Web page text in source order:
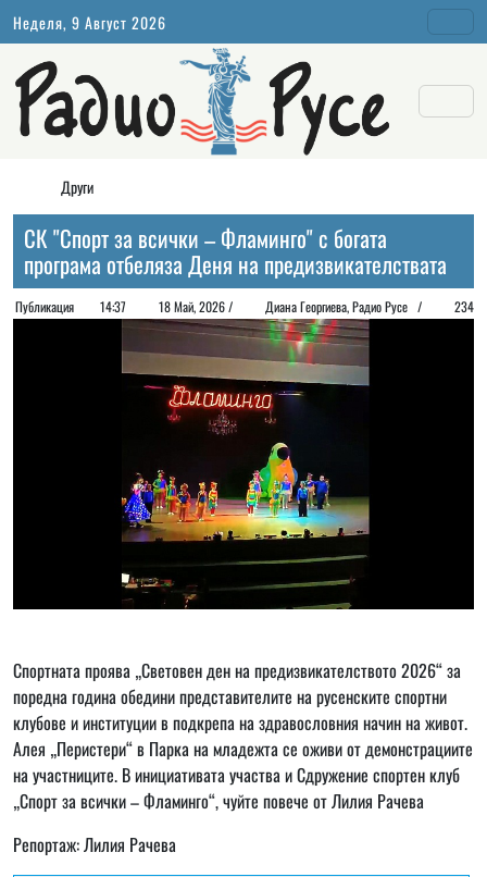
Неделя, 9 Август 2026
Други
СК "Спорт за всички – Фламинго" с богата
програма отбеляза Деня на предизвикателствата
Публикация 14:37 18 Май, 2026 / Диана Георгиeва, Радио Русе / 234
Спортната проява „Световен ден на предизвикателството 2026“ за
поредна година обедини представителите на русенските спортни
клубове и институции в подкрепа на здравословния начин на живот.
Алея „Перистери“ в Парка на младежта се оживи от демонстрациите
на участниците. В инициативата участва и Сдружение спортен клуб
„Спорт за всички – Фламинго“, чуйте повече от Лилия Рачева
Репортаж: Лилия Рачева